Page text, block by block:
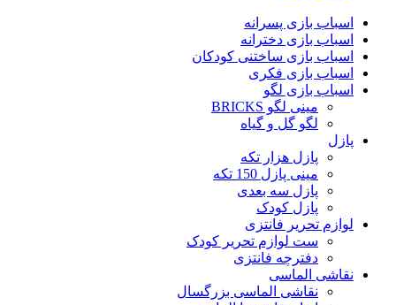
اسباب بازی پسرانه
اسباب بازی دخترانه
اسباب بازی ساختنی کودکان
اسباب بازی فکری
اسباب بازی لگو
مینی لگو BRICKS
لگو گل و گیاه
پازل
پازل هزار تکه
مینی پازل 150 تکه
پازل سه بعدی
پازل کودک
لوازم تحریر فانتزی
ست لوازم تحریر کودک
دفترچه فانتزی
نقاشی الماسی
نقاشی الماسی بزرگسال